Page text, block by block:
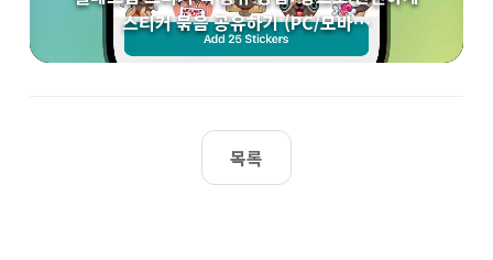
스티커 묶음 공유하기 (PC/모바…
목록